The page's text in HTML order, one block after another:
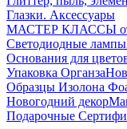
Глазки. Аксессуары
МАСТЕР КЛАССЫ от
Светодиодные лампы
Основания для
Упаковка Органза
Образцы Изолона
Новогодний декор
Подарочные